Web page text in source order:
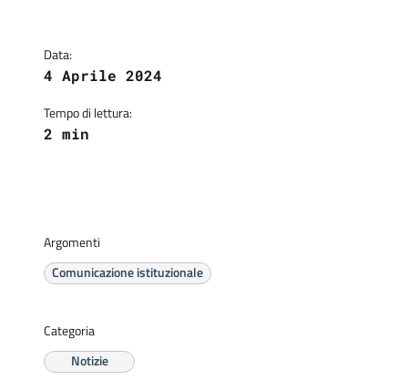
Data:
4 Aprile 2024
Tempo di lettura:
2 min
Argomenti
Comunicazione istituzionale
Categoria
Notizie